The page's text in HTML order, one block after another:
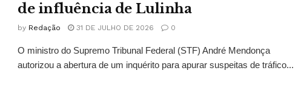
de influência de Lulinha
by Redação 31 DE JULHO DE 2026 0
O ministro do Supremo Tribunal Federal (STF) André Mendonça
autorizou a abertura de um inquérito para apurar suspeitas de tráfico...